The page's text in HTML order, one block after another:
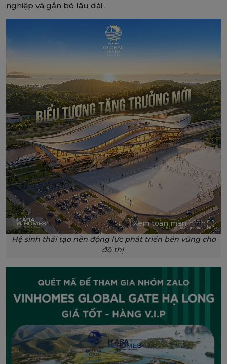
nghiệp và gắn bó lâu dài .
Xem toàn màn hình
Hệ sinh thái tạo nên động lực phát triển bền vững cho
đô thị